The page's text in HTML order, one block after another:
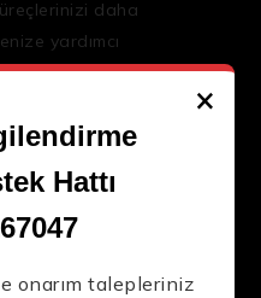
daha
yardımcı
×
Hattı
onarım talepleriniz